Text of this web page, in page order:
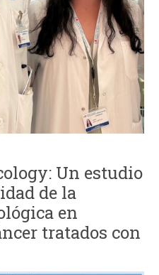
Un estudio
de la
en
tratados con